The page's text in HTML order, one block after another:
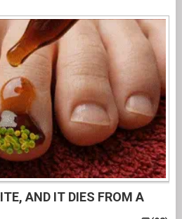
AND IT DIES FROM A